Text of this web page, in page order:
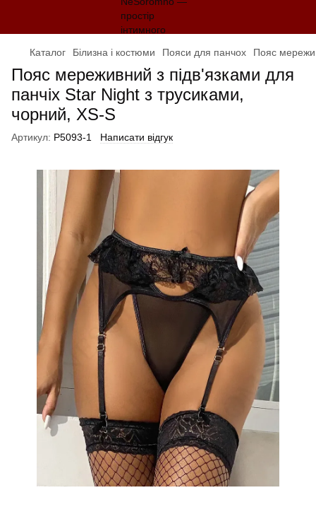
Каталог Білизна і костюми Пояси для панчох Пояс
Пояс мереживний з підв'язками для
панчіх Star Night з трусиками,
чорний, XS-S
Артикул: P5093-1 Написати відгук